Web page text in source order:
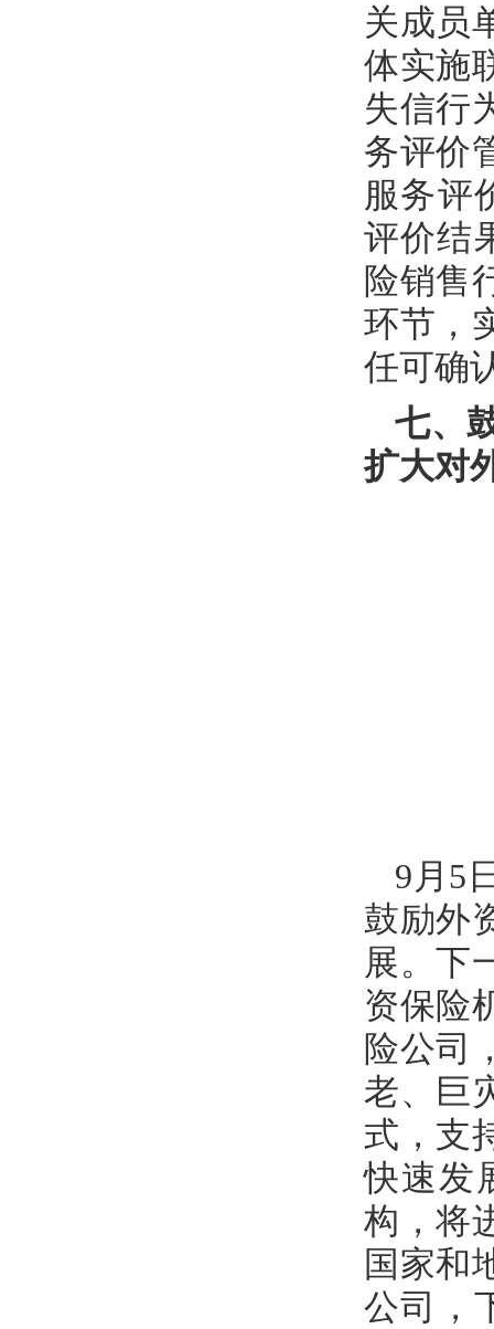
关成员
体实施
失信行
务评价
服务评
评价结
险销售
环节，
任可确
七、
扩大对
9月5
鼓励外
展。下
资保险
险公司
老、巨
式，支
快速发
构，将
国家和
公司，